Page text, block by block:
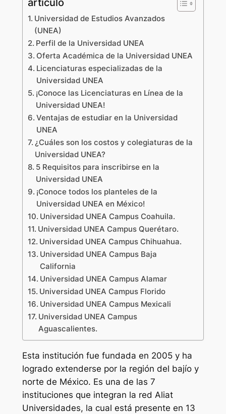
Universidad de Estudios Avanzados
(UNEA)
Perfil de la Universidad UNEA
Oferta Académica de la Universidad UNEA
Licenciaturas especializadas de la
Universidad UNEA
¡Conoce las Licenciaturas en Línea de la
Universidad UNEA!
Ventajas de estudiar en la Universidad
UNEA
¿Cuáles son los costos y colegiaturas de la
Universidad UNEA?
5 Requisitos para inscribirse en la
Universidad UNEA
¡Conoce todos los planteles de la
Universidad UNEA en México!
Universidad UNEA Campus Coahuila.
Universidad UNEA Campus Querétaro.
Universidad UNEA Campus Chihuahua.
Universidad UNEA Campus Baja
California
Universidad UNEA Campus Alamar
Universidad UNEA Campus Florido
Universidad UNEA Campus Mexicali
Universidad UNEA Campus
Aguascalientes.
Esta institución fue fundada en 2005 y ha
logrado extenderse por la región del bajío y
norte de México. Es una de las 7
instituciones que integran la red Aliat
Universidades, la cual está presente en 13